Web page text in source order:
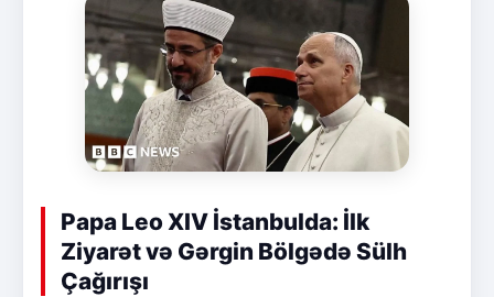
Papa Leo XIV İstanbulda: İlk
Ziyarət və Gərgin Bölgədə Sülh
Çağırışı